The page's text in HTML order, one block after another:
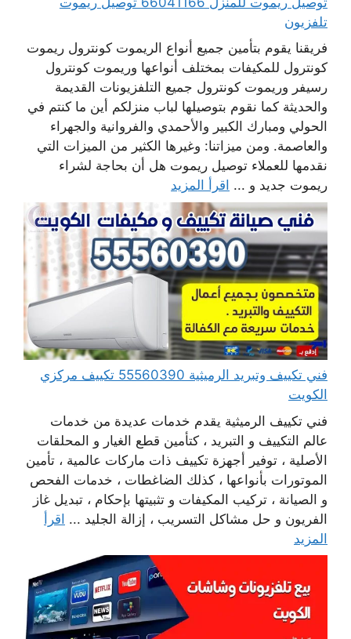
تلفزيون
فريقنا يقوم بتأمين جميع أنواع الريموت كونترول ريموت
كونترول للمكيفات بمختلف أنواعها وريموت كونترول
رسيفر وريموت كونترول جميع التلفزيونات القديمة
والحديثة كما نقوم بتوصيلها لباب منزلكم أين ما كنتم في
الحولي ومبارك الكبير والأحمدي والفروانية والجهراء
والعاصمة. ومن ميزاتنا: وغيرها الكثير من الميزات التي
نقدمها للعملاء توصيل ريموت هل أن بحاجة لشراء
ريموت جديد و ... اقرأ المزيد
فني تكييف وتبريد الرميثية 55560390 تكييف مركزي
الكويت
فني تكييف الرميثية يقدم خدمات عديدة من خدمات
عالم التكييف و التبريد ، كتأمين قطع الغيار و المحلقات
الأصلية ، توفير أجهزة تكييف ذات ماركات عالمية ، تأمين
الموتورات بأنواعها ، كذلك الضاغطات ، خدمات الفحص
و الصيانة ، تركيب المكيفات و تثبيتها بإحكام ، تبديل غاز
الفريون و حل مشاكل التسريب ، إزالة الجليد ... اقرأ
المزيد